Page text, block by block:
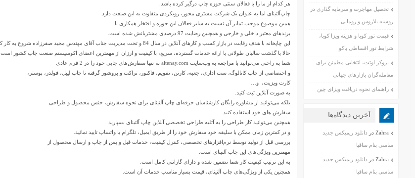
هر کدام از ما را با فعالان سنتی حوزه چاپ درگیر کرده باشد.
چاپ‌آلتینای اما به عنوان یک شرکت مشتری محور، رویکردی متفاوت به این صنعت دارد.
همین موضوع موجب تمایز آن نسبت به سایر فعالان این حوزه و افتخار همکاری با
برندهای معتبر داخلی و خارجی و همچنین رضایت 97 درصدی مشتریانش شده است.
این چاپخانه با هدف رقابت در بازار کسب و کارهای آنلاین در سال 84 و تحت مدیریت جناب آقای مهندس مجید صفرزاده شروع به کار کرد.
حالا با گذشت سالیان طولانی با ارائه خدمات گسترده، سریع، با کیفیت و ارزان از مهمترین اعضای اکوسیستم صنعت چاپ کشور است.
شما به راحتی می‌توانید با مراجعه به وب‌سایت altenay.com نه تنها سفارش‌های چاپی خود را در 2 فرم عادی
و اختصاصی از چاپ کاتالوگ، ست اداری، جعبه، کارتن، تقویم، فاکتور، تراکت و بروشور گرفته تا چاپ لیبل، فولدر، پوستر،
کارت ویزیت، و…
به صورت آنلاین ثبت کنید.
بلکه می‌توانید از مشاوره رایگان کارشناسان حرفه‌ای چاپ‌ آلتینای برای نحوه سفارش، جنس محصول و طراحی
سفارش‌ های خود استفاده کنید.
همچنین می‌توانید کار طراحی را به آتلیه طراحی تخصصی آنلاین چاپ‌ آلتینای بسپارید
و در کمترین زمان ممکن با سلیقه خود سفارش خود را از طریق ایمیل، تلگرام یا واتساپ تایید نمائید.
بررسی قبل از تولید توسط نرم‌افزارهای تخصصی، کنترل کیفیت، خدمات قبل و پس از چاپ و ارسال محصول از
مهمترین ویژگی‌های این چاپ آلتینای است.
به این ترتیب کیفیت کار شما تضمین شده و دارای گارانتی کامل است.
همچنین یکی از ویژگی‌های چاپ آلتینای، قیمت بسیار مناسب خدمات آن است.
تحصیل مهاجرت و سرمایه گذاری در
روسیه بلاروس و رومانی
قیمت تور کوبا و هزینه ویزا کوبا،
شرایط تور اقساطی باکو
بروکر اوتت، انتخابی مطمئن برای
معامله‌گران بازارهای جهانی
راهنمای نحوه دریافت ویزای چین
آخرین دیدگاه‌ها
Zahraدر دانلود ریمیکس جدید
ساسی بنام ساقیا
Zahraدر دانلود ریمیکس جدید
ساسی بنام ساقیا